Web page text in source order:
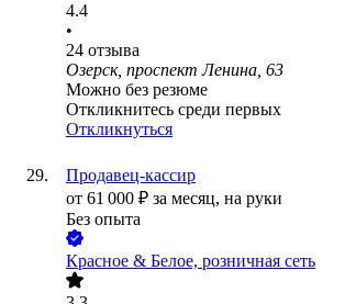
4.4
•
24 отзыва
Озерск, проспект Ленина, 63
Можно без резюме
Откликнитесь среди первых
Откликнуться
Продавец-кассир
от 61 000 ₽ за месяц, на руки
Без опыта
Красное & Белое, розничная сеть